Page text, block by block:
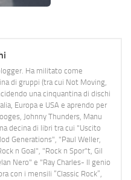
Ha militato come
di gruppi (tra cui Not Moving,
una cinquantina di dischi
Europa e USA e aprendo per
Johnny Thunders, Manu
decina di libri tra cui "Uscito
Generations", "Paul Weller,
n Goal", "Rock n Spor"t, Gil
Nero" e "Ray Charles- Il genio
con i mensili “Classic Rock”,